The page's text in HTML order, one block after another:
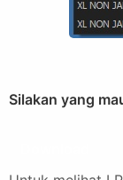
Silakan yang